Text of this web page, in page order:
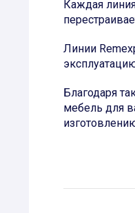
Каждая
Линии
Благодаря
мебель для